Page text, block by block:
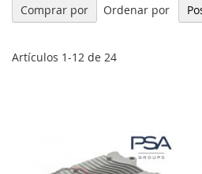
Artículos 1-12 de 24
Ordenar por
Comprar por